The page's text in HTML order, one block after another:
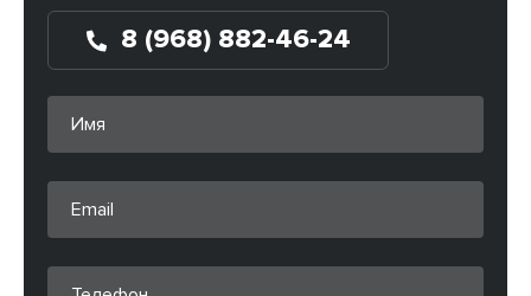
8 (968) 882-46-24